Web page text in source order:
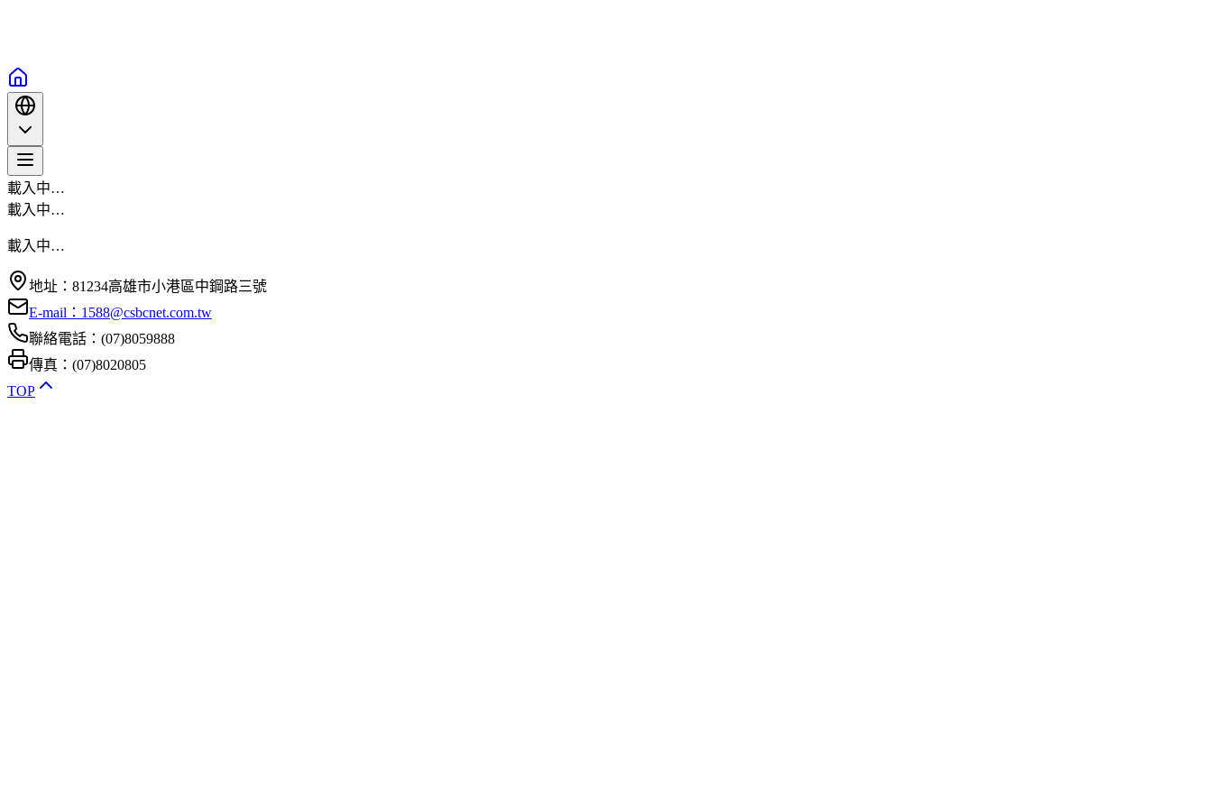
載入中…
載入中…
載入中…
地址：81234高雄市小港區中鋼路三號
E-mail：1588@csbcnet.com.tw
聯絡電話：(07)8059888
傳真：(07)8020805
TOP